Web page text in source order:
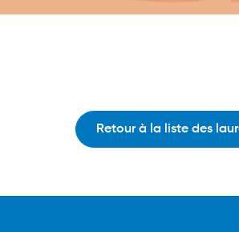
Retour à la liste des